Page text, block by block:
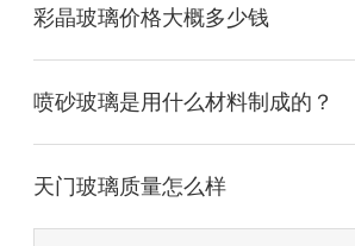
彩晶玻璃价格大概多少钱
喷砂玻璃是用什么材料制成的？
天门玻璃质量怎么样